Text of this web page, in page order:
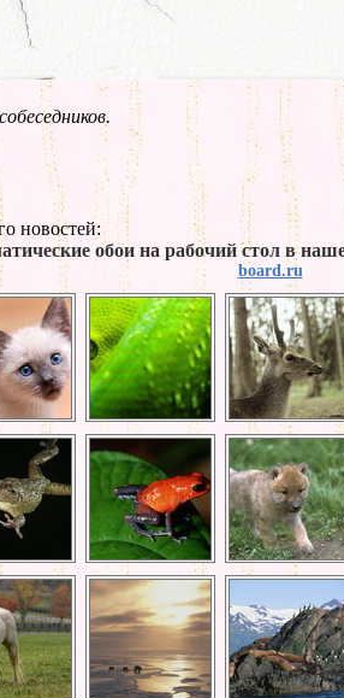
новостей:
обои на рабочий стол в
board.ru